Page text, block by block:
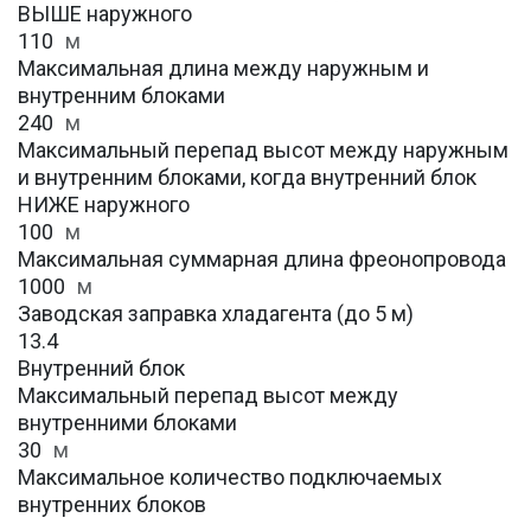
ВЫШЕ наружного
110 м
Максимальная длина между наружным и
внутренним блоками
240 м
Максимальный перепад высот между наружным
и внутренним блоками, когда внутренний блок
НИЖЕ наружного
100 м
Максимальная суммарная длина фреонопровода
1000 м
Заводская заправка хладагента (до 5 м)
13.4
Внутренний блок
Максимальный перепад высот между
внутренними блоками
30 м
Максимальное количество подключаемых
внутренних блоков